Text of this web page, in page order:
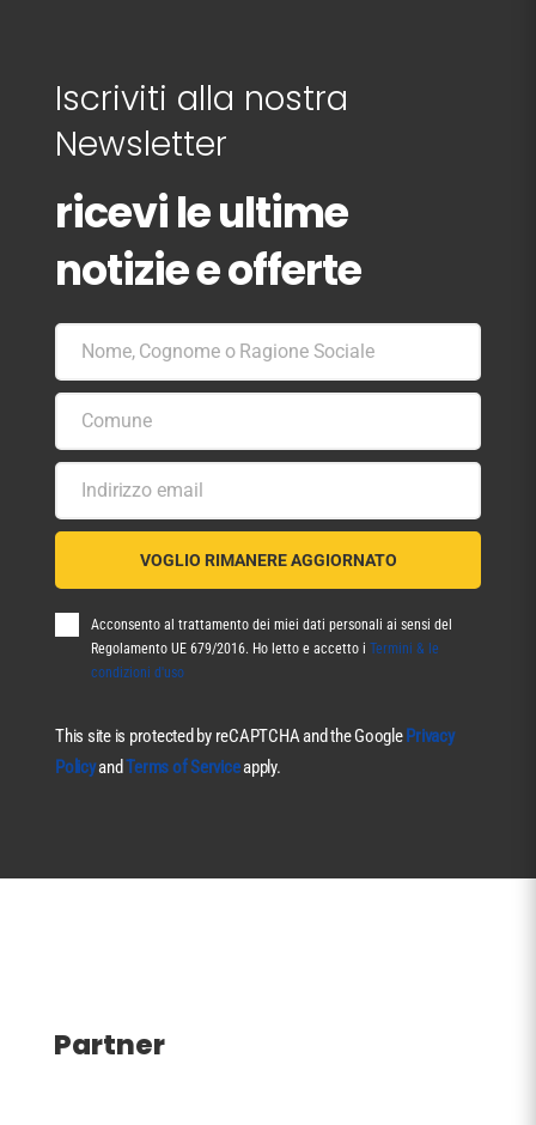
Iscriviti alla nostra
Newsletter
ricevi le ultime
notizie e offerte
Nome,Cognome
o
Ragione
Sociale
Nome, Cognome o Ragione Sociale
Comune
Comune
tua
Indirizzo email
VOGLIO RIMANERE AGGIORNATO
Acconsento al trattamento dei miei dati personali ai sensi del
Regolamento UE 679/2016. Ho letto e accetto i Termini & le
condizioni d'uso
This site is protected by reCAPTCHA and the Google Privacy
PolicyandTerms of Serviceapply.
Partner